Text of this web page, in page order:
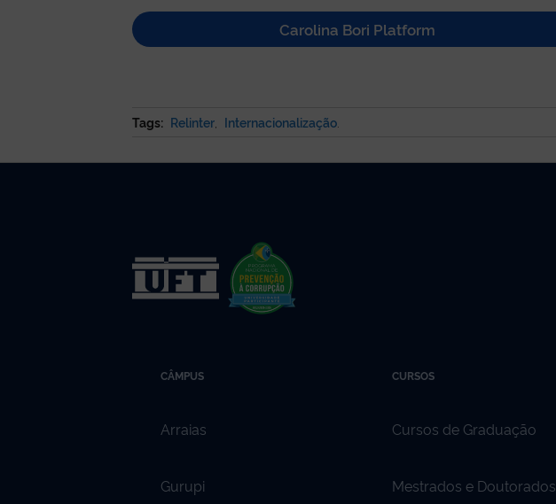
Carolina Bori Platform
Tags: Relinter, Internacionalização.
CÂMPUS
Arraias
Gurupi
CURSOS
Cursos de Graduação
Mestrados e Doutorados